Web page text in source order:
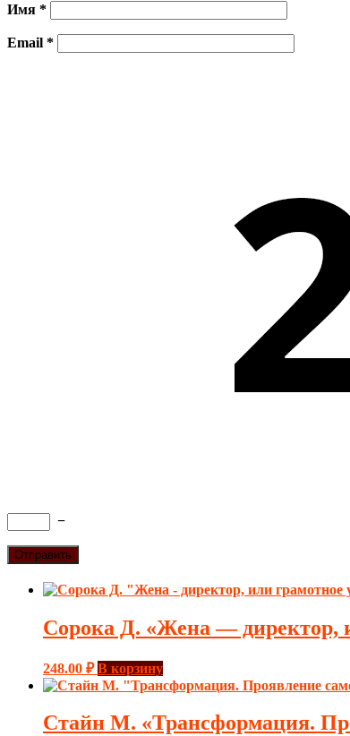
Имя *
Email *
−
Сорока Д. «Жена — директор,
248.00 ₽ В корзину
Стайн М. «Трансформация.